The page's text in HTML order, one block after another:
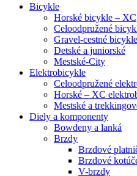
Bicykle
Horské bicykle – XC
Celoodpružené
Gravel-cestné bicykle
Detské a juniorské
Mestské-City
Elektrobicykle
Celoodpružené
Horské – XC
Mestské a
Diely a komponenty
Bowdeny a lanká
Brzdy
Brzdové
Brzdové
V-brzdy